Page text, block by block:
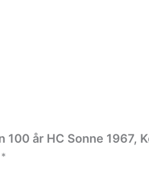
år HC Sonne 1967,
*